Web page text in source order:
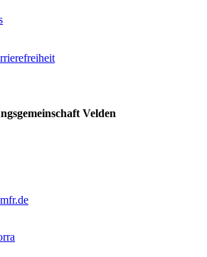
Velden